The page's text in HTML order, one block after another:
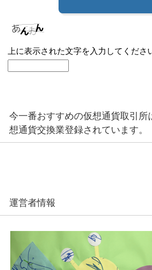
上に表示された文字を入力してくださ
今一番おすすめの仮想通貨取引
想通貨交換業登録されています。
運営者情報